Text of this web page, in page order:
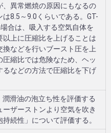
、異常燃焼の原因にもなるの
8.5～9.0くらいである。GT-
合は、吸入する空気自体を
以上に圧縮比を上げることは
換などを行いブースト圧を上
圧縮比では危険なため、ヘッ
るなどの方法で圧縮比を下げ
潤滑油の泡立ち性を評価する
ザーストンより空気を吹き
続性」について評価する。